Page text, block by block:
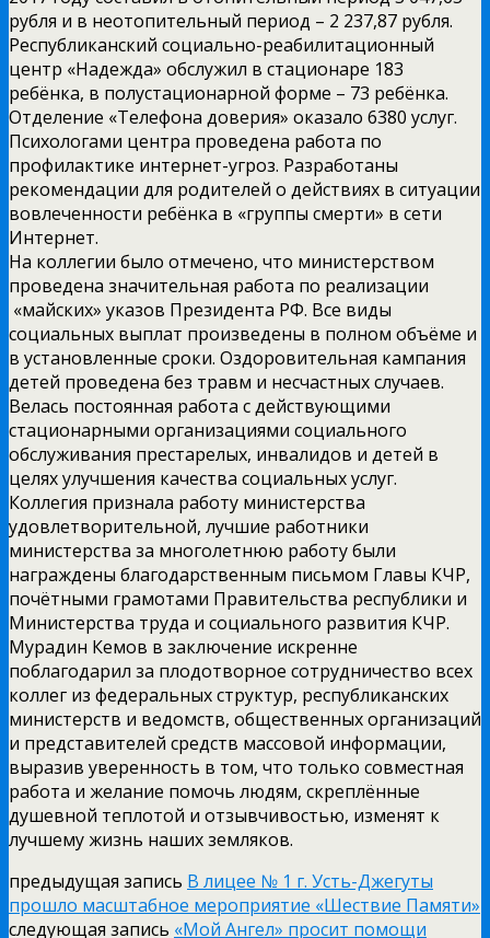
рубля и в неотопительный период – 2 237,87 рубля.
Республиканский социально-реабилитационный
центр «Надежда» обслужил в стационаре 183
ребёнка, в полустационарной форме – 73 ребёнка.
Отделение «Телефона доверия» оказало 6380 услуг.
Психологами центра проведена работа по
профилактике интернет-угроз. Разработаны
рекомендации для родителей о действиях в ситуации
вовлеченности ребёнка в «группы смерти» в сети
Интернет.
На коллегии было отмечено, что министерством
проведена значительная работа по реализации
«майских» указов Президента РФ. Все виды
социальных выплат произведены в полном объёме и
в установленные сроки. Оздоровительная кампания
детей проведена без травм и несчастных случаев.
Велась постоянная работа с действующими
стационарными организациями социального
обслуживания престарелых, инвалидов и детей в
целях улучшения качества социальных услуг.
Коллегия признала работу министерства
удовлетворительной, лучшие работники
министерства за многолетнюю работу были
награждены благодарственным письмом Главы КЧР,
почётными грамотами Правительства республики и
Министерства труда и социального развития КЧР.
Мурадин Кемов в заключение искренне
поблагодарил за плодотворное сотрудничество всех
коллег из федеральных структур, республиканских
министерств и ведомств, общественных организаций
и представителей средств массовой информации,
выразив уверенность в том, что только совместная
работа и желание помочь людям, скреплённые
душевной теплотой и отзывчивостью, изменят к
лучшему жизнь наших земляков.
предыдущая запись В лицее № 1 г. Усть-Джегуты
прошло масштабное мероприятие «Шествие Памяти»
следующая запись «Мой Ангел» просит помощи